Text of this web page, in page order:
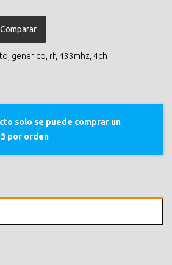
Comparar
generico rf 433mhz 4ch
solo se puede comprar un
por orden